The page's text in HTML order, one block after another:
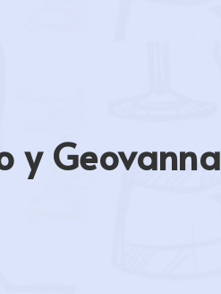
y Geovanna